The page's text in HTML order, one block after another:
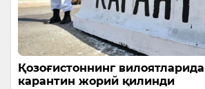
Қозоғистоннинг
карантин жорий қилинди